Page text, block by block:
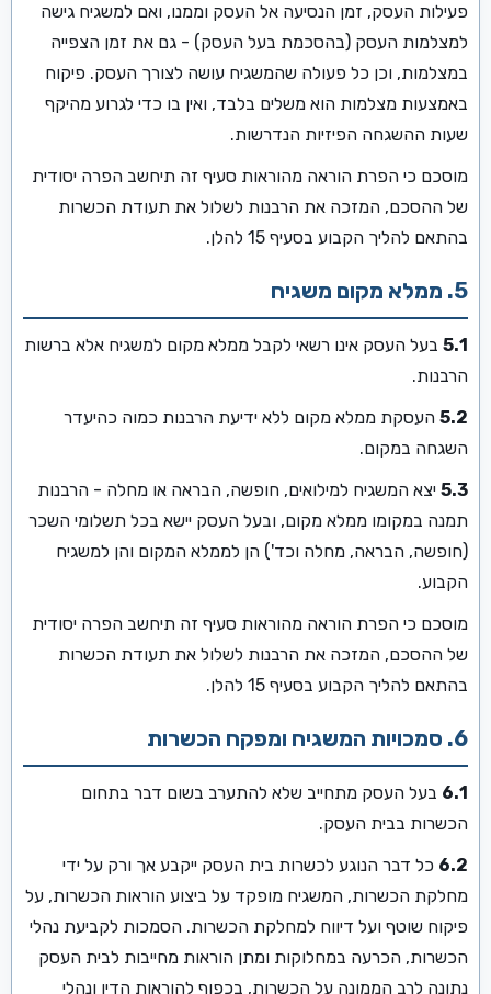
פעילות העסק, זמן הנסיעה אל העסק וממנו, ואם למשגיח גישה
למצלמות העסק (בהסכמת בעל העסק) - גם את זמן הצפייה
במצלמות, וכן כל פעולה שהמשגיח עושה לצורך העסק. פיקוח
באמצעות מצלמות הוא משלים בלבד, ואין בו כדי לגרוע מהיקף
שעות ההשגחה הפיזיות הנדרשות.
מוסכם כי הפרת הוראה מהוראות סעיף זה תיחשב הפרה יסודית
של ההסכם, המזכה את הרבנות לשלול את תעודת הכשרות
בהתאם להליך הקבוע בסעיף 15 להלן.
5. ממלא מקום משגיח
5.1 בעל העסק אינו רשאי לקבל ממלא מקום למשגיח אלא ברשות
הרבנות.
5.2 העסקת ממלא מקום ללא ידיעת הרבנות כמוה כהיעדר
השגחה במקום.
5.3 יצא המשגיח למילואים, חופשה, הבראה או מחלה - הרבנות
תמנה במקומו ממלא מקום, ובעל העסק יישא בכל תשלומי השכר
(חופשה, הבראה, מחלה וכד') הן לממלא המקום והן למשגיח
הקבוע.
מוסכם כי הפרת הוראה מהוראות סעיף זה תיחשב הפרה יסודית
של ההסכם, המזכה את הרבנות לשלול את תעודת הכשרות
בהתאם להליך הקבוע בסעיף 15 להלן.
6. סמכויות המשגיח ומפקח הכשרות
6.1 בעל העסק מתחייב שלא להתערב בשום דבר בתחום
הכשרות בבית העסק.
6.2 כל דבר הנוגע לכשרות בית העסק ייקבע אך ורק על ידי
מחלקת הכשרות, המשגיח מופקד על ביצוע הוראות הכשרות, על
פיקוח שוטף ועל דיווח למחלקת הכשרות. הסמכות לקביעת נהלי
הכשרות, הכרעה במחלוקות ומתן הוראות מחייבות לבית העסק
נתונה לרב הממונה על הכשרות, בכפוף להוראות הדין ונהלי